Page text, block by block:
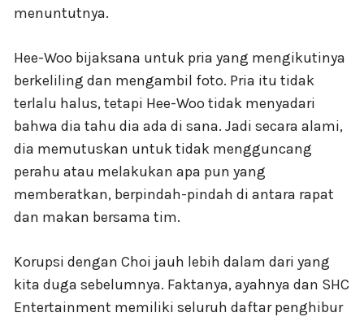
menuntutnya.
Hee-Woo bijaksana untuk pria yang mengikutinya
berkeliling dan mengambil foto. Pria itu tidak
terlalu halus, tetapi Hee-Woo tidak menyadari
bahwa dia tahu dia ada di sana. Jadi secara alami,
dia memutuskan untuk tidak mengguncang
perahu atau melakukan apa pun yang
memberatkan, berpindah-pindah di antara rapat
dan makan bersama tim.
Korupsi dengan Choi jauh lebih dalam dari yang
kita duga sebelumnya. Faktanya, ayahnya dan SHC
Entertainment memiliki seluruh daftar penghibur